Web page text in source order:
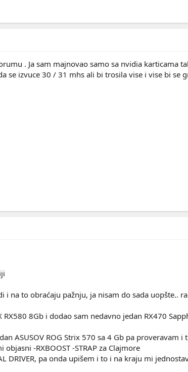
. Ja sam majnovao samo sa nvidia karticama
se izvuce 30 / 31 mhs ali bi trosila vise i vise bi
i na to obraćaju pažnju, ja nisam do sada uopšte..
RX580 8Gb i dodao sam nedavno jedan RX470
ASUSOV ROG Strix 570 sa 4 Gb pa
-RXBOOST -STRAP za Clajmore
DRIVER, pa onda upišem i to i na kraju mi